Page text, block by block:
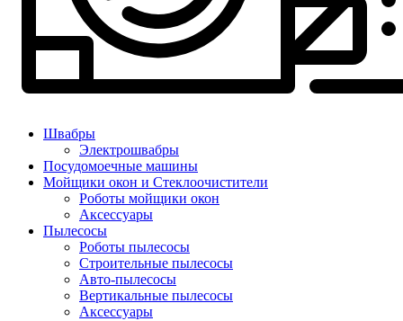
Швабры
Электрошвабры
Посудомоечные машины
Мойщики окон и Стеклоочистители
Роботы мойщики окон
Аксессуары
Пылесосы
Роботы пылесосы
Строительные пылесосы
Авто-пылесосы
Вертикальные пылесосы
Аксессуары